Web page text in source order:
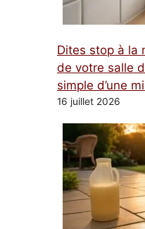
Dites stop à la
de votre salle
simple d’une
16 juillet 2026